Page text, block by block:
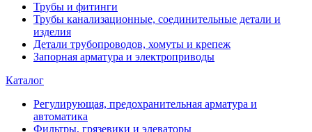
Трубы и фитинги
Трубы канализационные, соединительные детали и
изделия
Детали трубопроводов, хомуты и крепеж
Запорная арматура и электроприводы
Каталог
Регулирующая, предохранительная арматура и
автоматика
Фильтры, грязевики и элеваторы